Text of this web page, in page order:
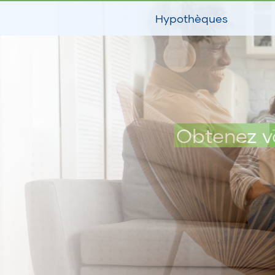
Hypothèques
Obtenez